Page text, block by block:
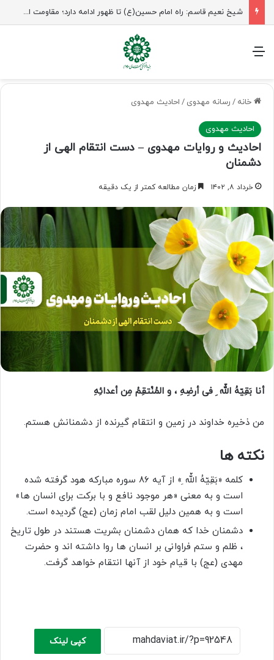
منو
خانه / رسانه مهدوی / احادیث مهدوی
احادیث مهدوی
احادیث و روایات مهدوی – دست انتقام الهی از
دشمنان
خرداد ۸, ۱۴۰۲ زمان مطالعه کمتر از یک دقیقه
أنا بَقِیّهُ اللّه ِ فی أرضِهِ ، و المُنْتقِمُ مِن أعدائِهِ
من ذخیره خداوند در زمین و انتقام گیرنده از دشمنانش هستم.
نکته ها
کلمه «بَقِیّهُ اللّه ِ» از آیه ۸۶ سوره مبارکه هود گرفته شده
است و به معنی «هر موجود نافع و با برکت برای انسان ها»
است و به همین دلیل لقب امام زمان (عج) گردیده است.
دشمنان خدا که همان دشمنان بشریت هستند در طول تاریخ
، ظلم و ستم فراوانی بر انسان ها روا داشته اند و حضرت
مهدی (عج) با قیام خود از آنها انتقام خواهد گرفت.
کپی لینک